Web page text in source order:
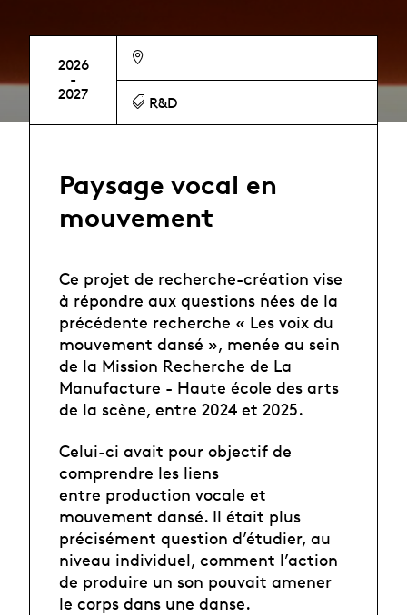
2026
-
2027
R&D
Paysage vocal en
mouvement
Ce projet de recherche-création vise
à répondre aux questions nées de la
précédente recherche « Les voix du
mouvement dansé », menée au sein
de la Mission Recherche de La
Manufacture - Haute école des arts
de la scène, entre 2024 et 2025.
Celui-ci avait pour objectif de
comprendre les liens
entre production vocale et
mouvement dansé. Il était plus
précisément question d’étudier, au
niveau individuel, comment l’action
de produire un son pouvait amener
le corps dans une danse.